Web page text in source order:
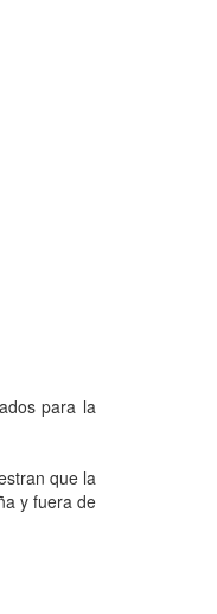
para la
que la
y fuera de